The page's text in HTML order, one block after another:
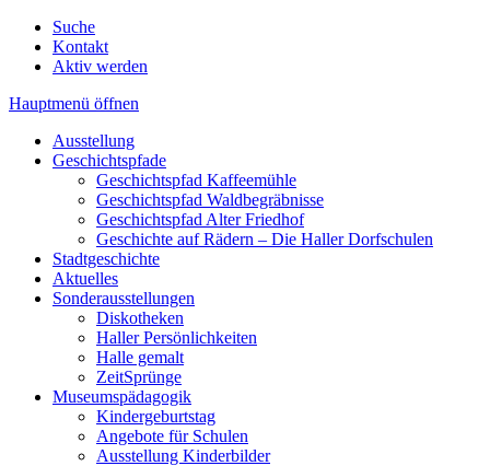
Suche
Kontakt
Aktiv werden
Hauptmenü öffnen
Ausstellung
Geschichtspfade
Geschichtspfad Kaffeemühle
Geschichtspfad Waldbegräbnisse
Geschichtspfad Alter Friedhof
Geschichte auf Rädern – Die Haller Dorfschulen
Stadtgeschichte
Aktuelles
Sonderausstellungen
Diskotheken
Haller Persönlichkeiten
Halle gemalt
ZeitSprünge
Museumspädagogik
Kindergeburtstag
Angebote für Schulen
Ausstellung Kinderbilder